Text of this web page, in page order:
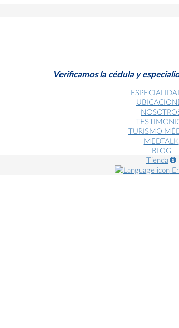
Verificamos la cédula y
TURISMO
MEDTALK
BLOG
Tienda